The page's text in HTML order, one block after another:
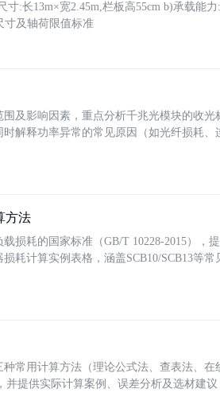
寸:长13m×宽2.45m,栏板高55cm b)承载能
寸及轴荷限值标准
及影响因素，重点分析千兆光模块的收光
解释功率异常的常见原因（如光纤损耗
方法
损耗的国家标准（GB/T 10228-2015），
耗计算实例表格，涵盖SCB10/SCB13等
常用计算方法（理论公式法、查表法、
并提供实际计算案例、误差分析及选材建